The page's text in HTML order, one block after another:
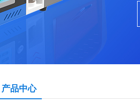
产品中心